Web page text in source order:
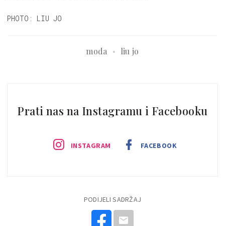
PHOTO: LIU JO
moda liu jo
Prati nas na Instagramu i Facebooku
INSTAGRAM FACEBOOK
PODIJELI SADRŽAJ